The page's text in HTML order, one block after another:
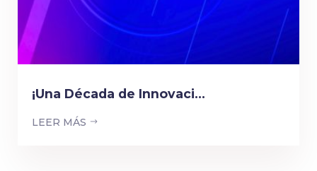
¡Una Década de Innovaci...
LEER MÁS